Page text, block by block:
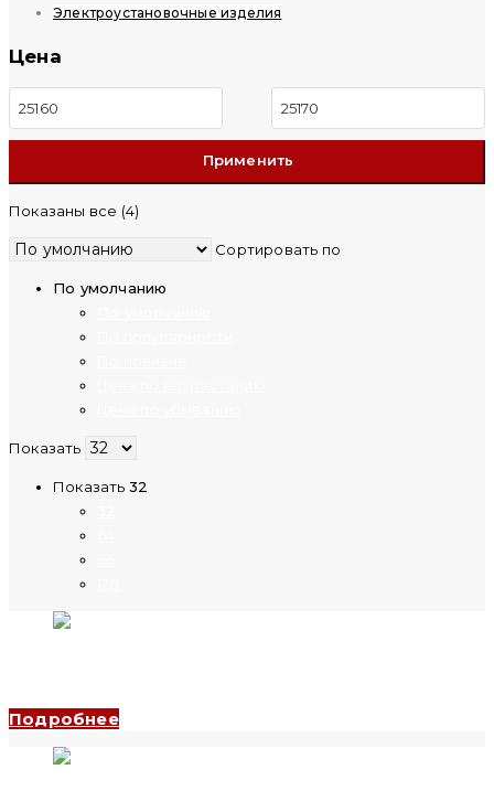
Электроустановочные изделия
Цена
Минимальная
Максимальная
Показаны все (4)
Сортировать по
По умолчанию
Показать
Показать 32
Подробнее